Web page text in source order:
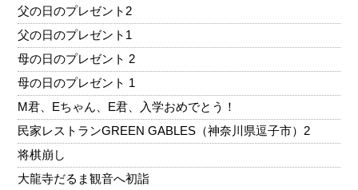
父の日のプレゼント2
父の日のプレゼント1
母の日のプレゼント 2
母の日のプレゼント 1
M君、Eちゃん、E君、入学おめでとう！
民家レストランGREEN GABLES（神奈川県逗子市）2
将棋崩し
大龍寺だるま観音へ初詣